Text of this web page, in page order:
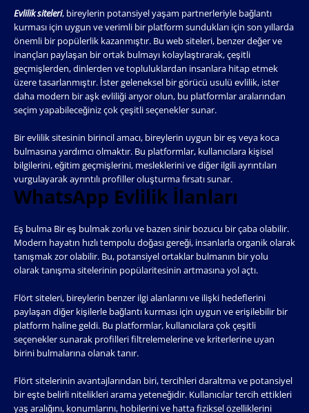
Evlilik siteleri, bireylerin potansiyel yaşam partnerleriyle bağlantı
kurması için uygun ve verimli bir platform sundukları için son yıllarda
önemli bir popülerlik kazanmıştır. Bu web siteleri, benzer değer ve
inançları paylaşan bir ortak bulmayı kolaylaştırarak, çeşitli
geçmişlerden, dinlerden ve topluluklardan insanlara hitap etmek
üzere tasarlanmıştır. İster geleneksel bir görücü usulü evlilik, ister
daha modern bir aşk evliliği arıyor olun, bu platformlar aralarından
seçim yapabileceğiniz çok çeşitli seçenekler sunar.
Bir evlilik sitesinin birincil amacı, bireylerin uygun bir eş veya koca
bulmasına yardımcı olmaktır. Bu platformlar, kullanıcılara kişisel
bilgilerini, eğitim geçmişlerini, mesleklerini ve diğer ilgili ayrıntıları
vurgulayarak ayrıntılı profiller oluşturma fırsatı sunar.
WhatsApp Evlilik İlanları
Eş bulma Bir eş bulmak zorlu ve bazen sinir bozucu bir çaba olabilir.
Modern hayatın hızlı tempolu doğası gereği, insanlarla organik olarak
tanışmak zor olabilir. Bu, potansiyel ortaklar bulmanın bir yolu
olarak tanışma sitelerinin popülaritesinin artmasına yol açtı.
Flört siteleri, bireylerin benzer ilgi alanlarını ve ilişki hedeflerini
paylaşan diğer kişilerle bağlantı kurması için uygun ve erişilebilir bir
platform haline geldi. Bu platformlar, kullanıcılara çok çeşitli
seçenekler sunarak profilleri filtrelemelerine ve kriterlerine uyan
birini bulmalarına olanak tanır.
Flört sitelerinin avantajlarından biri, tercihleri ​​daraltma ve potansiyel
bir eşte belirli nitelikleri arama yeteneğidir. Kullanıcılar tercih ettikleri
yaş aralığını, konumlarını, hobilerini ve hatta fiziksel özelliklerini